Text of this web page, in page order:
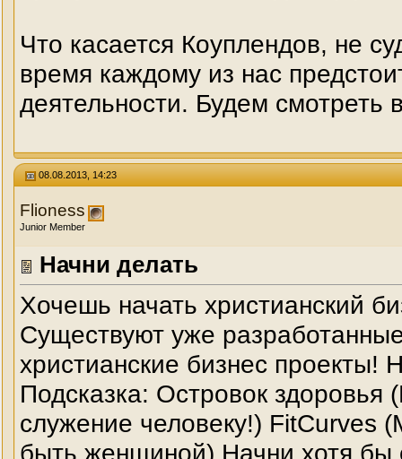
Что касается Коуплендов, не
время каждому из нас
деятельности. Будем смотреть
08.08.2013, 14:23
Flioness
Junior Member
Начни делать
Хочешь начать христианский
Существуют уже
христианские бизнес проекты!
Подсказка: Островок
служение человеку!)
быть женщиной) Начни хотя бы